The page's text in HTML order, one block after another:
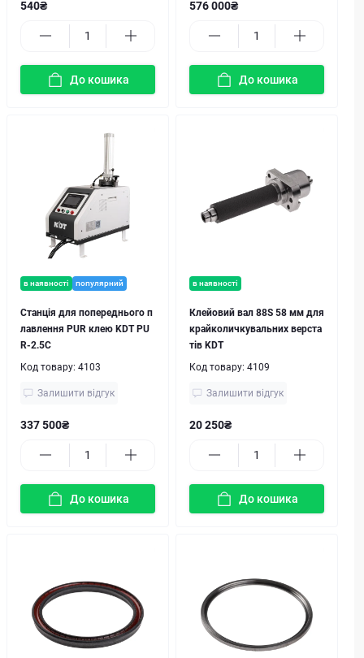
540₴
До кошика
576 000₴
До кошика
в наявності популярний
Станція для попереднього п
лавлення PUR клею KDT PU
R-2.5C
Код товару: 4103
Залишити відгук
337 500₴
До кошика
в наявності
Клейовий вал 88S 58 мм для
крайколичкувальних верста
тів KDT
Код товару: 4109
Залишити відгук
20 250₴
До кошика